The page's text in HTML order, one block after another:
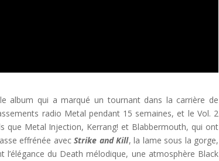
album qui a marqué un tournant dans la carrière de
radio Metal pendant 15 semaines, et le Vol. 2
que Metal Injection, Kerrang! et Blabbermouth, qui ont
effrénée avecStrike and Kill, la lame sous la gorge,
l’élégance du Death mélodique, une atmosphère Black